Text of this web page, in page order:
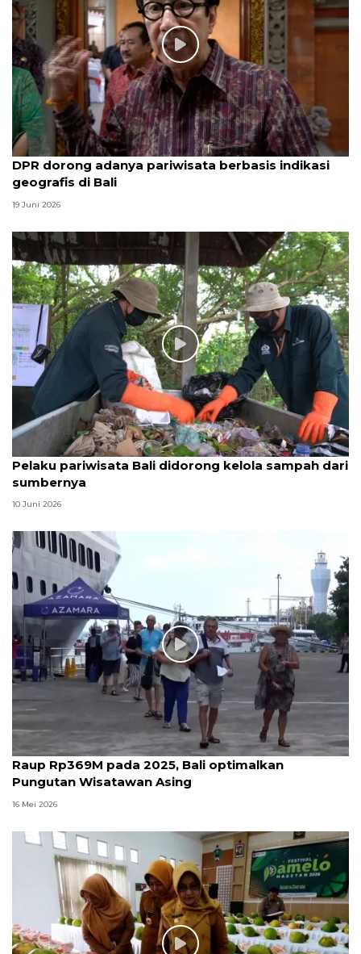
DPR dorong adanya pariwisata berbasis indikasi
geografis di Bali
19 Juni 2026
Pelaku pariwisata Bali didorong kelola sampah dari
sumbernya
10 Juni 2026
Raup Rp369M pada 2025, Bali optimalkan
Pungutan Wisatawan Asing
16 Mei 2026